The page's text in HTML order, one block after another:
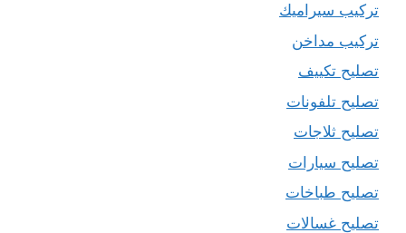
تركيب سيراميك
تركيب مداخن
تصليح تكييف
تصليح تلفونات
تصليح ثلاجات
تصليح سيارات
تصليح طباخات
تصليح غسالات